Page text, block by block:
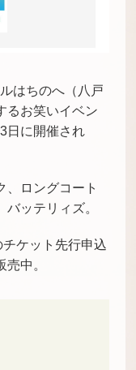
はちのへ（八戸
るお笑いイベン
日に開催され
、ロングコート
ッテリィズ。
ケット先行申込
中。